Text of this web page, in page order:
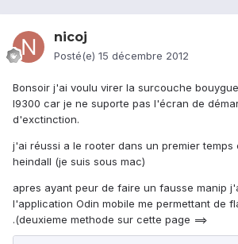
nicoj
Posté(e) 15 décembre 2012
Bonsoir j'ai voulu virer la surcouche
I9300 car je ne suporte pas l'écran de
d'exctinction.
j'ai réussi a le rooter dans un premier temps
heindall (je suis sous mac)
apres ayant peur de faire un fausse manip
l'application Odin mobile me permettant de
.(deuxieme methode sur cette page ==>